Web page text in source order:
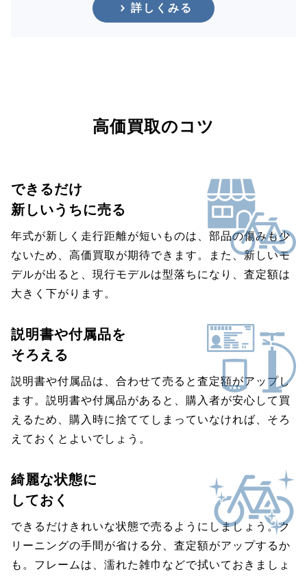
詳しくみる
高価買取のコツ
できるだけ
新しいうちに売る
年式が新しく走行距離が短いものは、部品の傷みも少
ないため、高価買取が期待できます。また、新しいモ
デルが出ると、現行モデルは型落ちになり、査定額は
大きく下がります。
説明書や付属品を
そろえる
説明書や付属品は、合わせて売ると査定額がアップし
ます。説明書や付属品があると、購入者が安心して買
えるため、購入時に捨ててしまっていなければ、そろ
えておくとよいでしょう。
綺麗な状態に
しておく
できるだけきれいな状態で売るようにしましょう。ク
リーニングの手間が省ける分、査定額がアップするか
も。フレームは、濡れた雑巾などで拭いておきましょ